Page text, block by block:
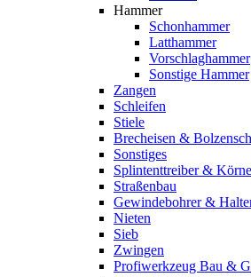
Hammer
Schonhammer
Latthammer
Vorschlaghammer
Sonstige Hammer
Zangen
Schleifen
Stiele
Brecheisen &
Sonstiges
Splintenttreiber &
Straßenbau
Gewindebohrer &
Nieten
Sieb
Zwingen
Profiwerkzeug Bau &